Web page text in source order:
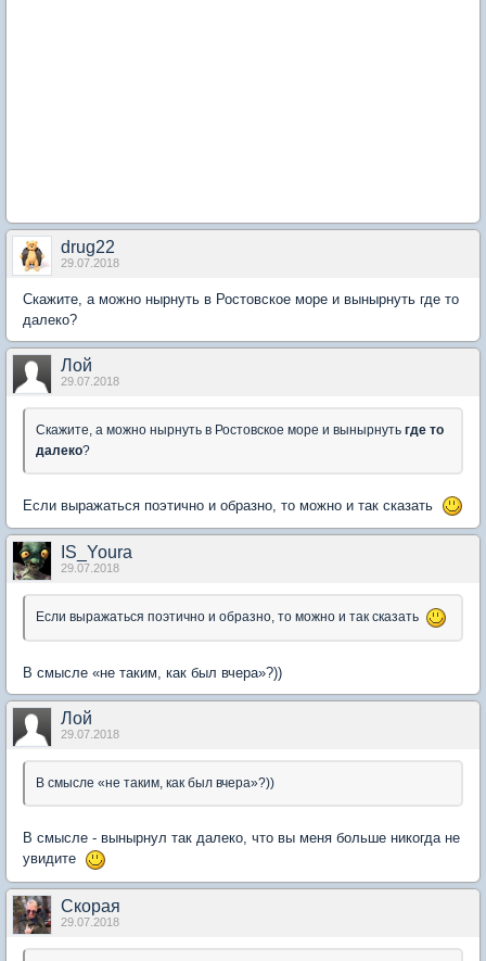
drug22
29.07.2018
Скажите, а можно нырнуть в Ростовское море и вынырнуть где то
далеко?
Лой
29.07.2018
Скажите, а можно нырнуть в Ростовское море и вынырнуть где то
далеко?
Если выражаться поэтично и образно, то можно и так сказать
IS_Youra
29.07.2018
Если выражаться поэтично и образно, то можно и так сказать
В смысле «не таким, как был вчера»?))
Лой
29.07.2018
В смысле «не таким, как был вчера»?))
В смысле - вынырнул так далеко, что вы меня больше никогда не
увидите
Скорая
29.07.2018